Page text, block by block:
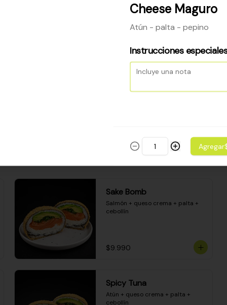
mozzarella gratinado
$8.400
Ceviche Especial Roll
Sake Bomb
Salmón + queso crema + palta +
cebollín
$9.990
Spicy Tuna
Atún + queso crema + palta +
cebollín
Cheese Maguro
Atún - palta - pepino
Instrucciones
Agregar